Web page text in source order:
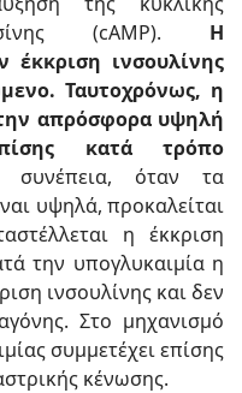
(cAMP). Η
έκκριση ινσουλίνης
Ταυτοχρόνως, η
απρόσφορα υψηλή
κατά τρόπο
όταν τα
υψηλά, προκαλείται
η έκκριση
την υπογλυκαιμία η
ινσουλίνης και δεν
Στο μηχανισμό
συμμετέχει επίσης
κένωσης.